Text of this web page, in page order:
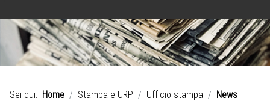
Sei qui: Home Stampa e URP Ufficio stampa
News